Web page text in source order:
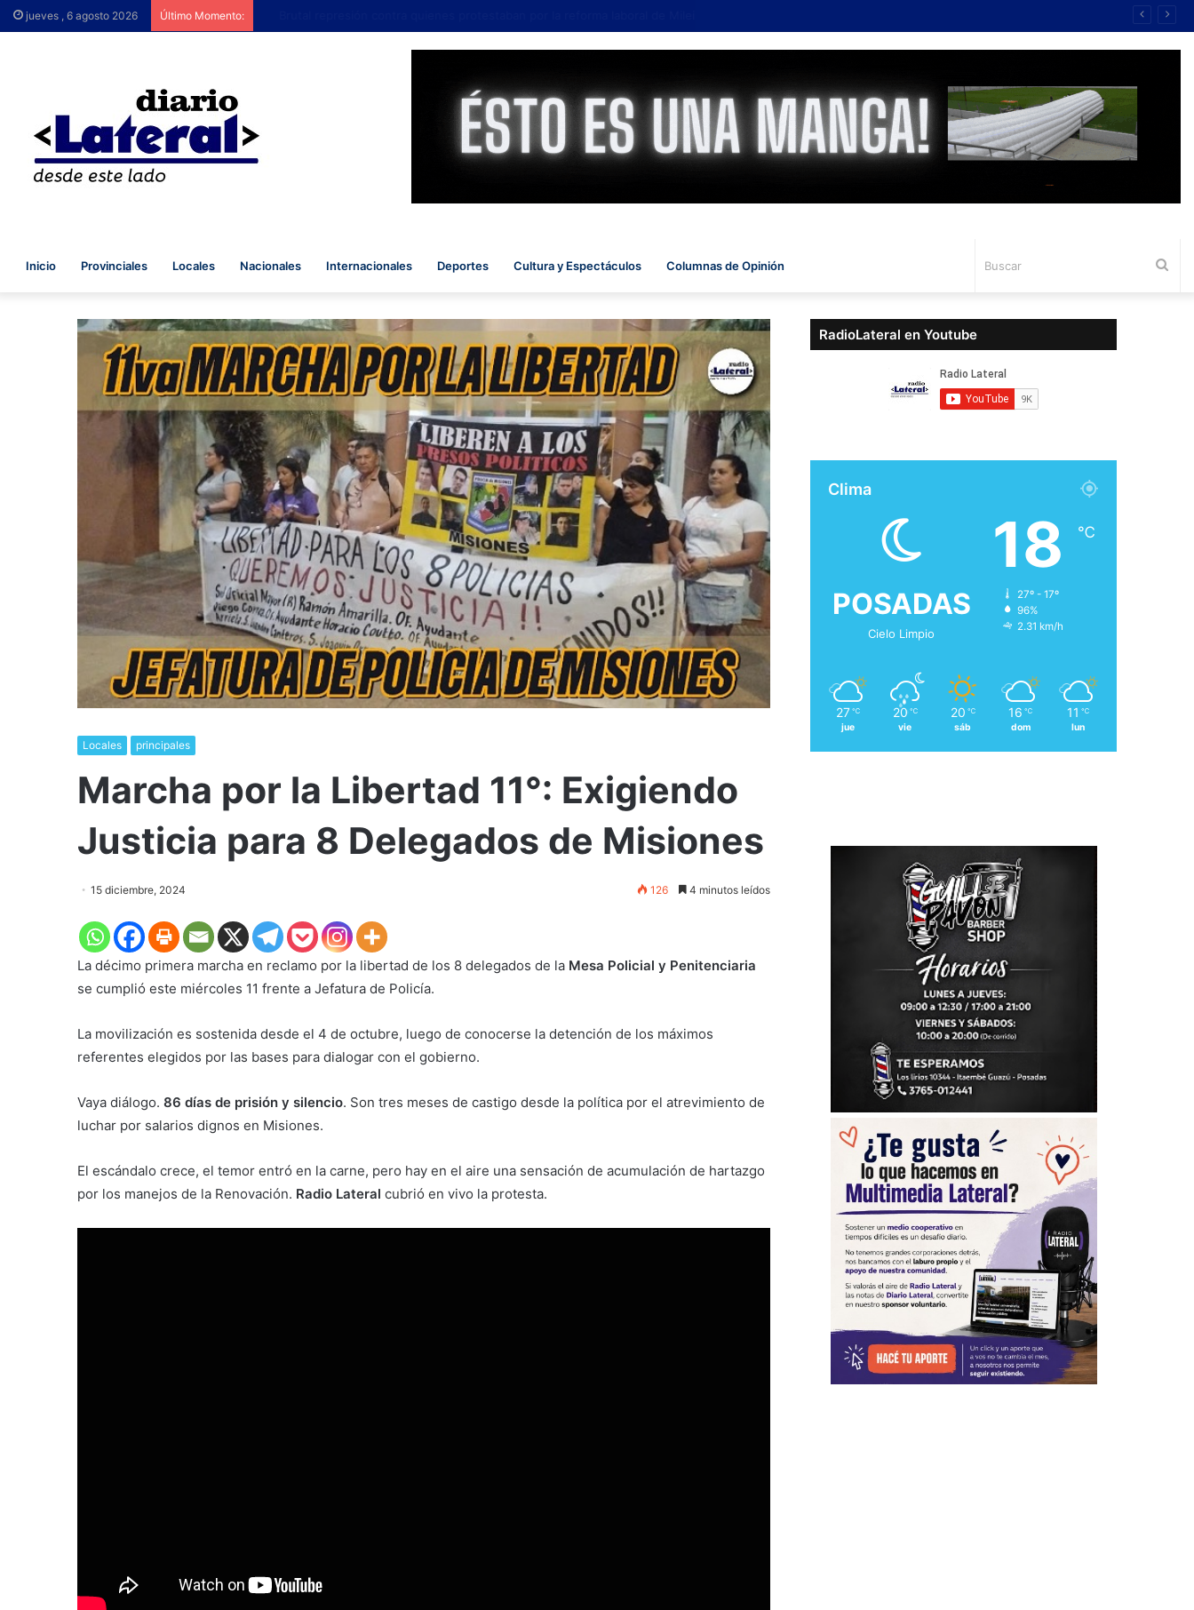
jueves , 6 agosto 2026 Último Momento:
Inicio Provinciales Locales Nacionales Internacionales Deportes Cultura y Espectáculos Columnas de Opinión
Locales principales
Marcha por la Libertad 11°: Exigiendo
Justicia para 8 Delegados de Misiones
15 diciembre, 2024 126 4 minutos leídos
La décimo primera marcha en reclamo por la libertad de los 8 delegados de la Mesa Policial y Penitenciaria
se cumplió este miércoles 11 frente a Jefatura de Policía.
La movilización es sostenida desde el 4 de octubre, luego de conocerse la detención de los máximos
referentes elegidos por las bases para dialogar con el gobierno.
Vaya diálogo. 86 días de prisión y silencio. Son tres meses de castigo desde la política por el atrevimiento de
luchar por salarios dignos en Misiones.
El escándalo crece, el temor entró en la carne, pero hay en el aire una sensación de acumulación de hartazgo
por los manejos de la Renovación. Radio Lateral cubrió en vivo la protesta.
RadioLateral en Youtube
Clima
POSADAS
Cielo Limpio
18 ℃
27º - 17º
96%
2.31 km/h
27 ℃
jue
20 ℃
vie
20 ℃
sáb
16 ℃
dom
11 ℃
lun